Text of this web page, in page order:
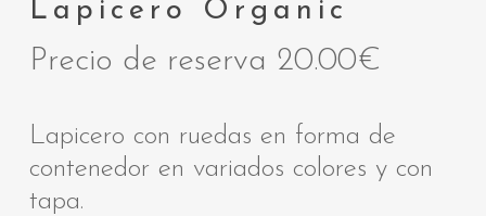
Lapicero Organic
Precio de reserva 20.00€
Lapicero con ruedas en forma de
contenedor en variados colores y con
tapa.